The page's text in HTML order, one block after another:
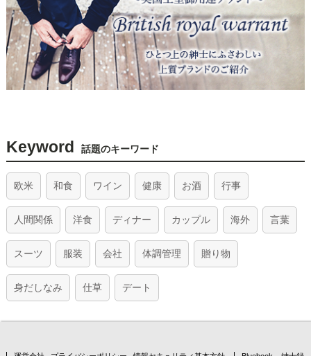
Keyword 話題のキーワード
欧米 和食 ワイン 健康 お酒 行事
人間関係 洋食 ディナー カップル 海外 言葉
スーツ 服装 会社 体調管理 贈り物
身だしなみ 仕草 デート